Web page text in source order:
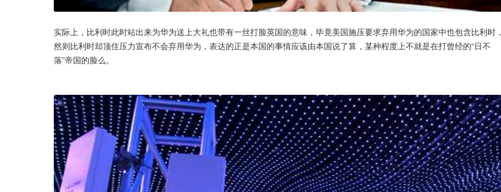
实际上，比利时此时站出来为华为送上大礼也带有一丝打脸英国的意味，毕竟美国施压要求弃用华为的国家中也包含比利时，
然则比利时却顶住压力宣布不会弃用华为，表达的正是本国的事情应该由本国说了算，某种程度上不就是在打曾经的“日不
落”帝国的脸么。